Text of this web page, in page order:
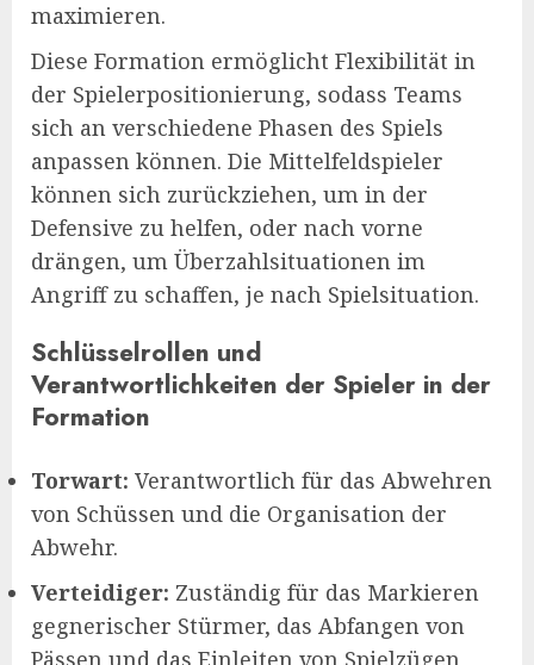
maximieren.
Diese Formation ermöglicht Flexibilität in
der Spielerpositionierung, sodass Teams
sich an verschiedene Phasen des Spiels
anpassen können. Die Mittelfeldspieler
können sich zurückziehen, um in der
Defensive zu helfen, oder nach vorne
drängen, um Überzahlsituationen im
Angriff zu schaffen, je nach Spielsituation.
Schlüsselrollen und
Verantwortlichkeiten der Spieler in der
Formation
Torwart: Verantwortlich für das Abwehren
von Schüssen und die Organisation der
Abwehr.
Verteidiger: Zuständig für das Markieren
gegnerischer Stürmer, das Abfangen von